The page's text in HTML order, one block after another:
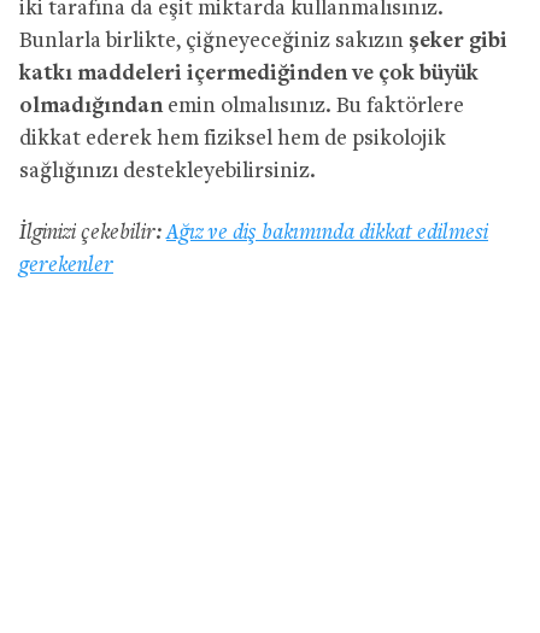
iki tarafına da eşit miktarda kullanmalısınız.
Bunlarla birlikte, çiğneyeceğiniz sakızın şeker gibi
katkı maddeleri içermediğinden ve çok büyük
olmadığındanemin olmalısınız. Bu faktörlere
dikkat ederek hem fiziksel hem de psikolojik
sağlığınızı destekleyebilirsiniz.
İlginizi çekebilir:Ağız ve diş bakımında dikkat edilmesi
gerekenler